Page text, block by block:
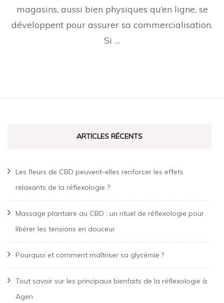
magasins, aussi bien physiques qu’en ligne, se
développent pour assurer sa commercialisation.
Si …
ARTICLES RÉCENTS
Les fleurs de CBD peuvent-elles renforcer les effets
relaxants de la réflexologie ?
Massage plantaire au CBD : un rituel de réflexologie pour
libérer les tensions en douceur
Pourquoi et comment maîtriser sa glycémie ?
Tout savoir sur les principaux bienfaits de la réflexologie à
Agen